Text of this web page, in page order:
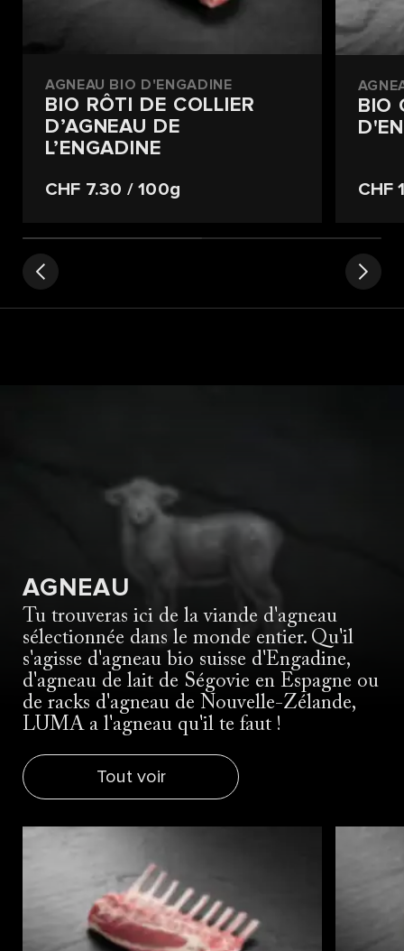
AGNEAU BIO D'ENGADINE
BIO RÔTI DE COLLIER
D’AGNEAU DE
L’ENGADINE
CHF 7.30 / 100g
BIO
CHF
AGNEAU
Tu trouveras ici de la viande d'agneau
sélectionnée dans le monde entier. Qu'il
s'agisse d'agneau bio suisse d'Engadine,
d'agneau de lait de Ségovie en Espagne ou
de racks d'agneau de Nouvelle-Zélande,
LUMA a l'agneau qu'il te faut !
Tout voir